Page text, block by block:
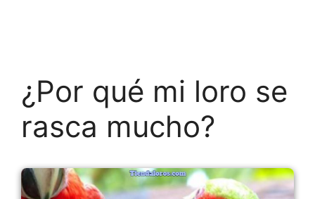
¿Por qué mi loro se
rasca mucho?